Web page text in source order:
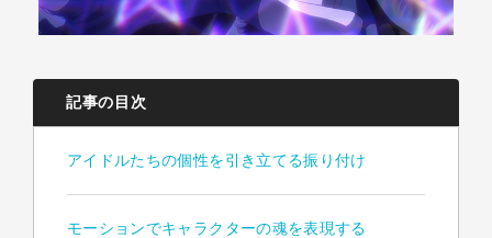
記事の目次
アイドルたちの個性を引き立てる振り付け
モーションでキャラクターの魂を表現する